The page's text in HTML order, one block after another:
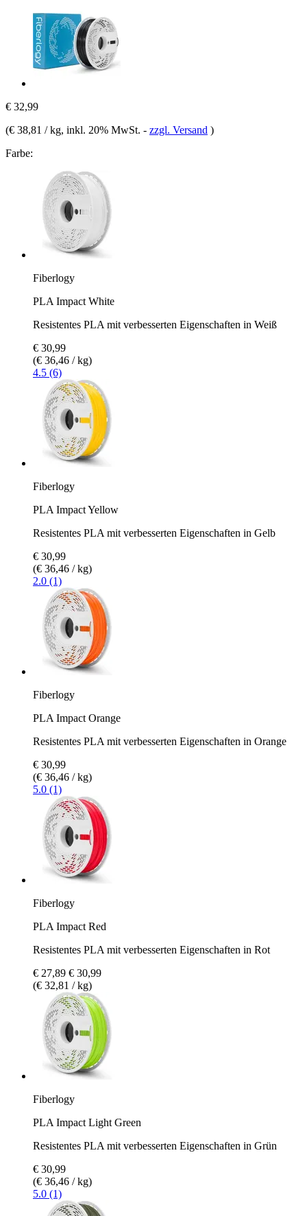
€ 32,99
(€ 38,81 / kg, inkl. 20% MwSt. - zzgl. Versand )
Farbe:
Fiberlogy
PLA Impact White
Resistentes PLA mit verbesserten Eigenschaften in Weiß
€ 30,99
(€ 36,46 / kg)
4.5 (6)
Fiberlogy
PLA Impact Yellow
Resistentes PLA mit verbesserten Eigenschaften in Gelb
€ 30,99
(€ 36,46 / kg)
2.0 (1)
Fiberlogy
PLA Impact Orange
Resistentes PLA mit verbesserten Eigenschaften in Orange
€ 30,99
(€ 36,46 / kg)
5.0 (1)
Fiberlogy
PLA Impact Red
Resistentes PLA mit verbesserten Eigenschaften in Rot
€ 27,89 € 30,99
(€ 32,81 / kg)
Fiberlogy
PLA Impact Light Green
Resistentes PLA mit verbesserten Eigenschaften in Grün
€ 30,99
(€ 36,46 / kg)
5.0 (1)